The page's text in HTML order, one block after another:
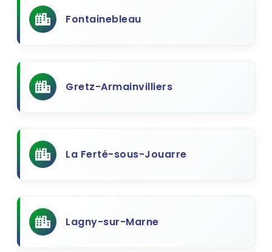
Fontainebleau
Gretz-Armainvilliers
La Ferté-sous-Jouarre
Lagny-sur-Marne